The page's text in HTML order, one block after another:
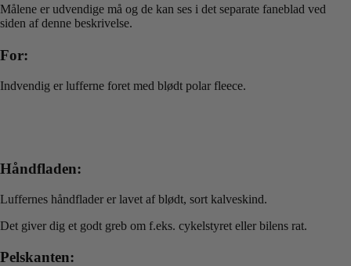
Målene er udvendige må og de kan ses i det separate faneblad ved
siden af denne beskrivelse.
For:
Indvendig er lufferne foret med blødt polar fleece.
Håndfladen:
Luffernes håndflader er lavet af blødt, sort kalveskind.
Det giver dig et godt greb om f.eks. cykelstyret eller bilens rat.
Pelskanten: